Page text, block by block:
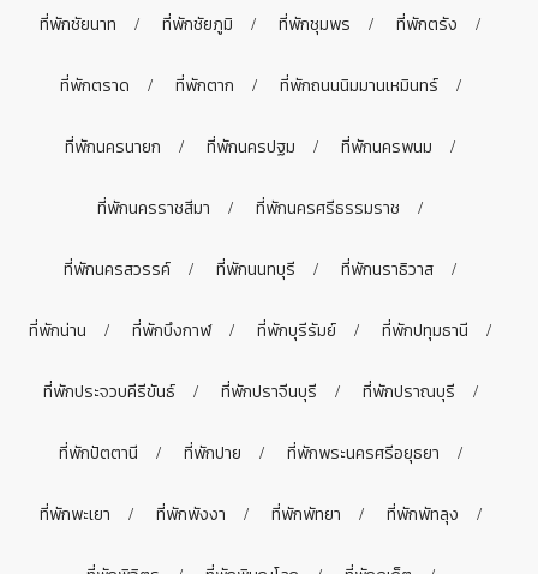
ที่พักชัยนาท ที่พักชัยภูมิ ที่พักชุมพร ที่พักตรัง
ที่พักตราด ที่พักตาก ที่พักถนนนิมมานเหมินทร์
ที่พักนครนายก ที่พักนครปฐม ที่พักนครพนม
ที่พักนครราชสีมา ที่พักนครศรีธรรมราช
ที่พักนครสวรรค์ ที่พักนนทบุรี ที่พักนราธิวาส
ที่พักน่าน ที่พักบึงกาฬ ที่พักบุรีรัมย์ ที่พักปทุมธานี
ที่พักประจวบคีรีขันธ์ ที่พักปราจีนบุรี ที่พักปราณบุรี
ที่พักปัตตานี ที่พักปาย ที่พักพระนครศรีอยุธยา
ที่พักพะเยา ที่พักพังงา ที่พักพัทยา ที่พักพัทลุง